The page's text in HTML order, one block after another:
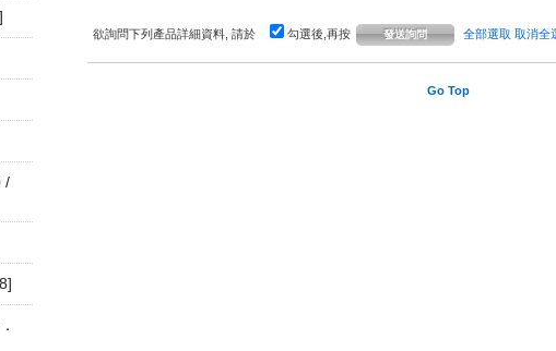
/
欲詢問下列產品詳細資料, 請於 勾選後,再按 全部選取 取消全
Go Top